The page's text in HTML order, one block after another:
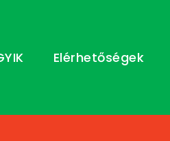
Elérhetőségek